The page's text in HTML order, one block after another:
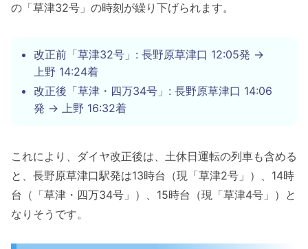
の「草津32号」の時刻が繰り下げられます。
改正前「草津32号」: 長野原草津口 12:05発 →
上野 14:24着
改正後「草津・四万34号」: 長野原草津口 14:06
発 → 上野 16:32着
これにより、ダイヤ改正後は、土休日運転の列車も含める
と、長野原草津口駅発は13時台（現「草津2号」）、14時
台（「草津・四万34号」）、15時台（現「草津4号」）と
なりそうです。